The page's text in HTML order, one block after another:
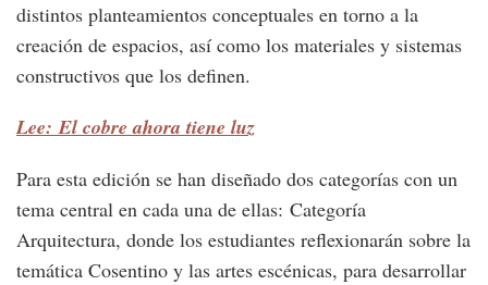
distintos planteamientos conceptuales en torno a la
creación de espacios, así como los materiales y sistemas
constructivos que los definen.
Lee: El cobre ahora tiene luz
Para esta edición se han diseñado dos categorías con un
tema central en cada una de ellas: Categoría
Arquitectura, donde los estudiantes reflexionarán sobre la
temática Cosentino y las artes escénicas, para desarrollar